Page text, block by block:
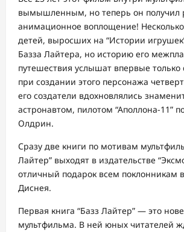
вымышленным, но теперь он получил
анимационное воплощение!
детей, выросших на “Истории
Базза Лайтера, но историю его
путешествия услышат впервые только
при создании этого персонажа
его создатели вдохновлялись
астронавтом, пилотом “Аполлона-11”
Олдрин.
Сразу две книги по мотивам
Лайтер” выходят в издательстве
отличный подарок всем поклонникам
Диснея.
Первая книга “Базз Лайтер” — это
мультфильма. В ней юных читателей